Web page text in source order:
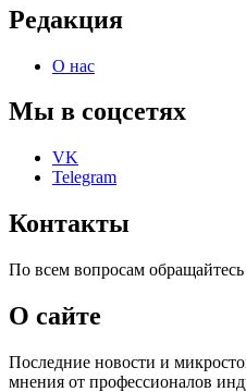
Редакция
О нас
Мы в соцсетях
VK
Telegram
Контакты
По всем вопросам
О сайте
Последние новости и
мнения от профессионалов